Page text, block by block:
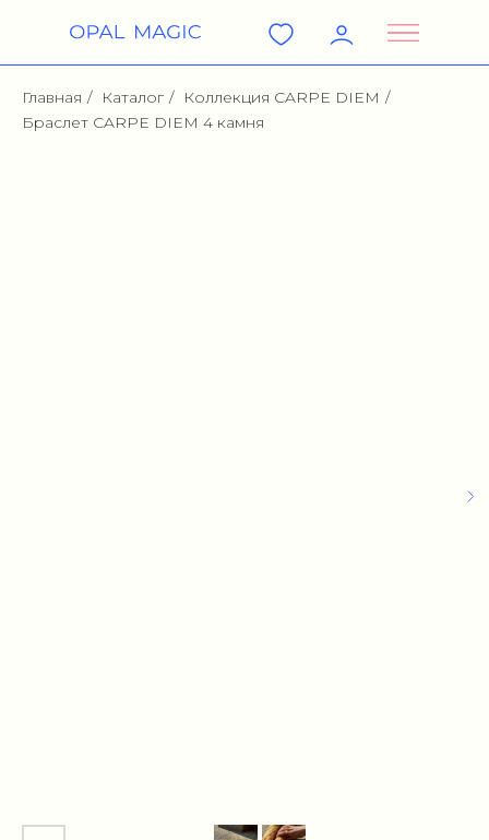
Главная / Каталог / Коллекция CARPE DIEM /
Браслет CARPE DIEM 4 камня